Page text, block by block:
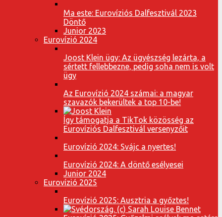
Ma este: Eurovíziós Dalfesztivál 2023
Döntő
Junior 2023
Eurovízió 2024
Joost Klein ügy: Az ügyészség lezárta, a
sértett fellebbezne, pedig soha nem is volt
ügy
Az Eurovízió 2024 számai: a magyar
szavazók bekerültek a top 10-be!
Így támogatja a TikTok közösség az
Eurovíziós Dalfesztivál versenyzőit
Eurovízió 2024: Svájc a nyertes!
Eurovízió 2024: A döntő esélyesei
Junior 2024
Eurovízió 2025
Eurovízió 2025: Ausztria a győztes!